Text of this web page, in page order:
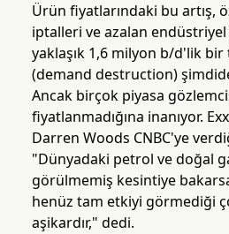
Ürün fiyatlarındaki bu artış,
iptalleri ve azalan
yaklaşık 1,6 milyon b/d'lik bir
(demand destruction)
Ancak birçok piyasa
fiyatlanmadığına inanıyor.
Darren Woods CNBC'ye
"Dünyadaki petrol ve doğal
görülmemiş kesintiye
henüz tam etkiyi görmediği
aşikardır," dedi.